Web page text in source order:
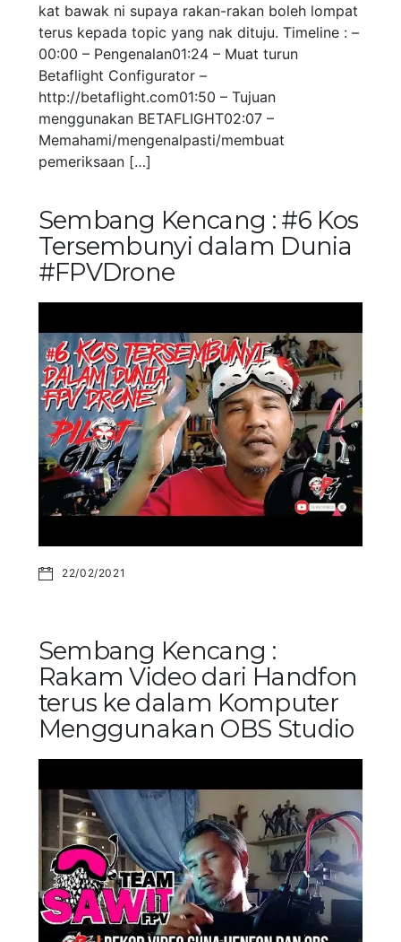
kat bawak ni supaya rakan-rakan boleh lompat
terus kepada topic yang nak dituju. Timeline : –
00:00 – Pengenalan01:24 – Muat turun
Betaflight Configurator –
http://betaflight.com01:50 – Tujuan
menggunakan BETAFLIGHT02:07 –
Memahami/mengenalpasti/membuat
pemeriksaan […]
Sembang Kencang : #6 Kos
Tersembunyi dalam Dunia
#FPVDrone
22/02/2021
Sembang Kencang :
Rakam Video dari Handfon
terus ke dalam Komputer
Menggunakan OBS Studio